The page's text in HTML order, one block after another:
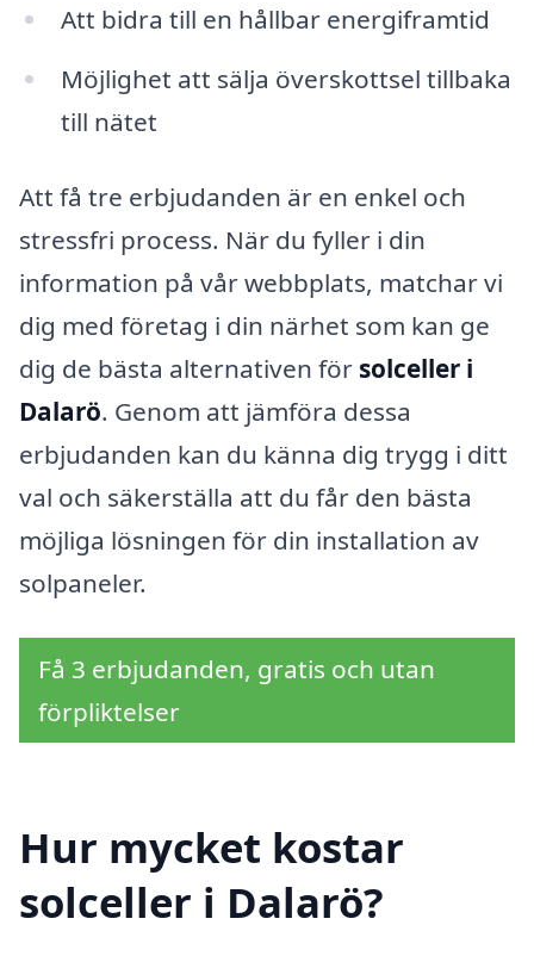
Att bidra till en hållbar energiframtid
Möjlighet att sälja överskottsel tillbaka
till nätet
Att få tre erbjudanden är en enkel och
stressfri process. När du fyller i din
information på vår webbplats, matchar vi
dig med företag i din närhet som kan ge
dig de bästa alternativen för solceller i
Dalarö. Genom att jämföra dessa
erbjudanden kan du känna dig trygg i ditt
val och säkerställa att du får den bästa
möjliga lösningen för din installation av
solpaneler.
Få 3 erbjudanden, gratis och utan
förpliktelser
Hur mycket kostar
solceller i Dalarö?